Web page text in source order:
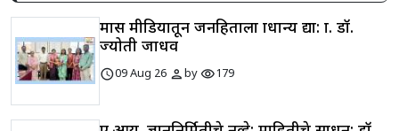
मास मीडियातून जनहिताला प्राधान्य द्या: प्रा. डॉ.
ज्योती जाधव
schedule09 Aug 26 personbyvisibility179